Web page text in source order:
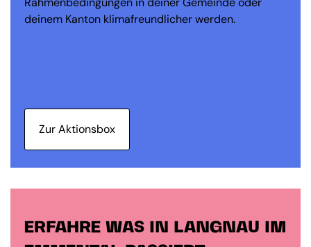
deinem Kanton klimafreundlicher werden.
Zur Aktionsbox
ERFAHRE WAS IN LANGNAU IM